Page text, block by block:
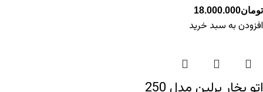
تومان18.000.000
افزودن به سبد خرید